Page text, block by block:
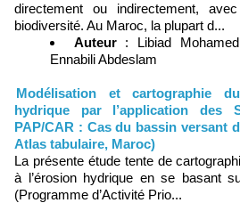
directement ou indirectement,
biodiversité. Au Maroc, la plupart d...
Auteur: Libiad
Ennabili Abdeslam
Modélisation et cartographie
hydrique par l’application des
PAP/CAR : Cas du bassin versant
Atlas tabulaire, Maroc)
La présente étude tente de
à l’érosion hydrique en se basant
(Programme d’Activité Prio...